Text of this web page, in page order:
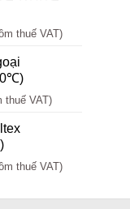
thuế VAT)
thuế VAT)
thuế VAT)